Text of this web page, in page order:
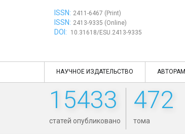
ISSN: 2411-6467 (Print)
ISSN: 2413-9335 (Online)
DOI: 10.31618/ESU.2413-9335
НАУЧНОЕ ИЗДАТЕЛЬСТВО АВТОРАМ
15433
статей опубликовано
472
тома